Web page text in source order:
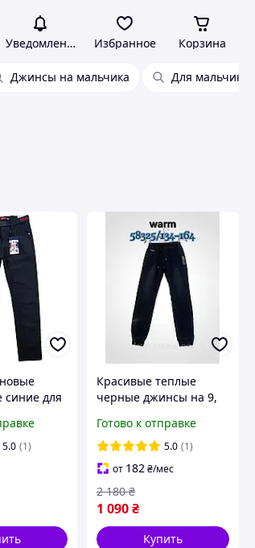
Уведомления Избранное Корзина
Джинсы на мальчика Для мальчиков
синие для
5.0 (1)
Красивые теплые
черные джинсы на 9,
резинке для мальчика
подростка, джинсовые
джоггеры флис на
резинке
Готово к отправке
5.0 (1)
от 182₴/мес
1 090₴
2 180 ₴
Купить